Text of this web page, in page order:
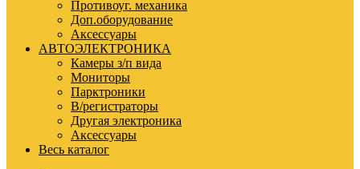
Противоуг. механика
Доп.оборудование
Аксессуары
АВТОЭЛЕКТРОНИКА
Камеры з/п вида
Мониторы
Парктроники
В/регистраторы
Другая электроника
Аксессуары
Весь каталог